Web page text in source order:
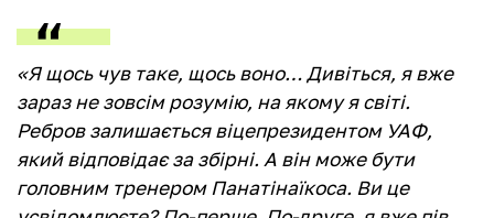
«Я щось чув таке, щось воно… Дивіться, я вже
зараз не зовсім розумію, на якому я світі.
Ребров залишається віцепрезидентом УАФ,
який відповідає за збірні. А він може бути
головним тренером Панатінаїкоса. Ви це